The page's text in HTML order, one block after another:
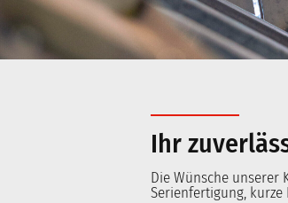
Ihr
Die Wünsche
Serienfertigung,